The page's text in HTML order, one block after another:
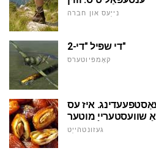
נייַעס און חברה
די שפּיל "די-2"
קאָמפּיוטערס
איז עס
געזונטהייַט